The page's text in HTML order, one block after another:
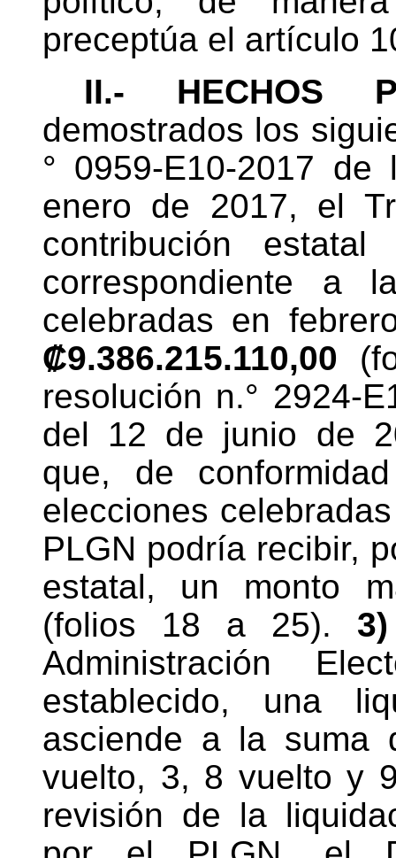
preceptúa el artículo
II.- HECHOS
demostrados los
° 0959-E10-2017
enero de 2017, el
contribución
correspondiente a
celebradas en
₡9.386.215.110,00
resolución n.° 2924-
del 12 de junio de
que, de
elecciones
PLGN podría recibir,
estatal, un monto
(folios 18 a 25). 3)
Administración
establecido, una
asciende a la
vuelto, 3, 8 vuelto y
revisión de la